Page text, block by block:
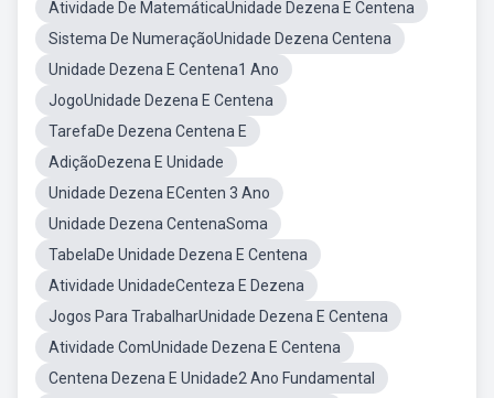
Atividade De MatemáticaUnidade Dezena E Centena
Sistema De NumeraçãoUnidade Dezena Centena
Unidade Dezena E Centena1 Ano
JogoUnidade Dezena E Centena
TarefaDe Dezena Centena E
AdiçãoDezena E Unidade
Unidade Dezena ECenten 3 Ano
Unidade Dezena CentenaSoma
TabelaDe Unidade Dezena E Centena
Atividade UnidadeCenteza E Dezena
Jogos Para TrabalharUnidade Dezena E Centena
Atividade ComUnidade Dezena E Centena
Centena Dezena E Unidade2 Ano Fundamental